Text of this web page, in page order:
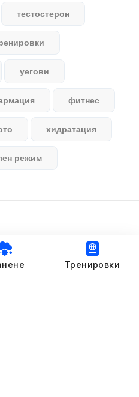
тестостерон
уегови
фитнес
хидратация
режим
App | 2025Тренировки